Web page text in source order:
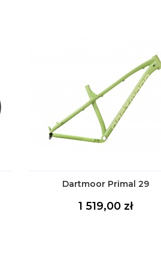
Dartmoor Primal 29
Cena
1 519,00 zł